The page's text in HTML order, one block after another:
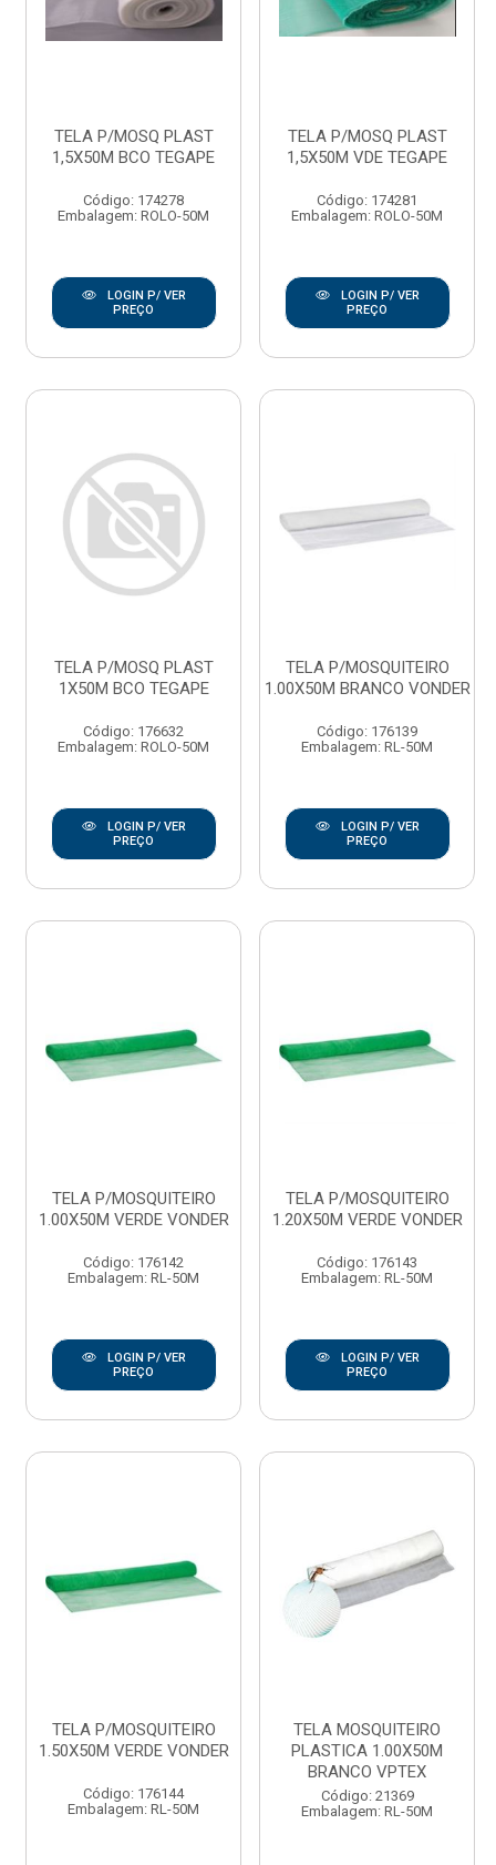
TELA P/MOSQ PLAST
1,5X50M BCO TEGAPE
Código: 174278
Embalagem: ROLO-50M
LOGIN P/ VER
PREÇO
TELA P/MOSQ PLAST
1,5X50M VDE TEGAPE
Código: 174281
Embalagem: ROLO-50M
LOGIN P/ VER
PREÇO
TELA P/MOSQ PLAST
1X50M BCO TEGAPE
Código: 176632
Embalagem: ROLO-50M
LOGIN P/ VER
PREÇO
TELA P/MOSQUITEIRO
1.00X50M BRANCO VONDER
Código: 176139
Embalagem: RL-50M
LOGIN P/ VER
PREÇO
TELA P/MOSQUITEIRO
1.00X50M VERDE VONDER
Código: 176142
Embalagem: RL-50M
LOGIN P/ VER
PREÇO
TELA P/MOSQUITEIRO
1.20X50M VERDE VONDER
Código: 176143
Embalagem: RL-50M
LOGIN P/ VER
PREÇO
TELA P/MOSQUITEIRO
1.50X50M VERDE VONDER
Código: 176144
Embalagem: RL-50M
TELA MOSQUITEIRO
PLASTICA 1.00X50M
BRANCO VPTEX
Código: 21369
Embalagem: RL-50M